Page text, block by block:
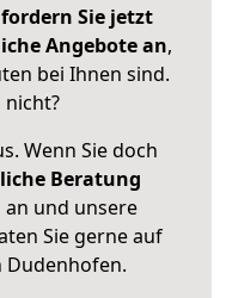
Sie jetzt
Angebote an,
bei Ihnen sind.
nicht?
Wenn Sie doch
Beratung
an und unsere
Sie gerne auf
Dudenhofen.